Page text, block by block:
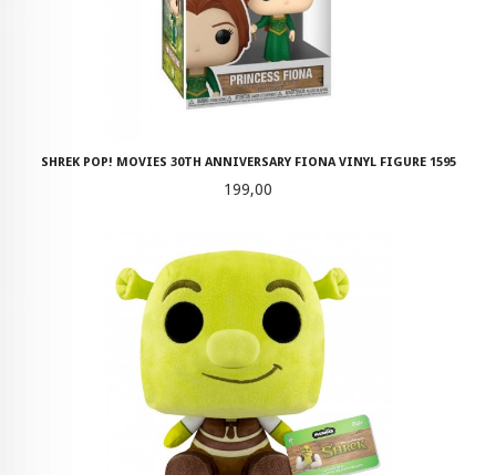
SHREK POP! MOVIES 30TH ANNIVERSARY FIONA VINYL FIGURE 1595
Pris
199,00